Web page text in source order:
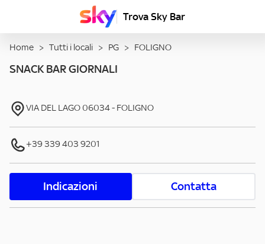
Trova Sky Bar
Home > Tutti i locali > PG > FOLIGNO
SNACK BAR GIORNALI
VIA DEL LAGO 06034- FOLIGNO
+39 339 403 9201
Indicazioni Contatta